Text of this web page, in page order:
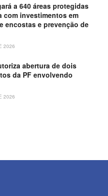
a 640 áreas protegidas
com investimentos em
encostas e prevenção de
2026
abertura de dois
da PF envolvendo
2026